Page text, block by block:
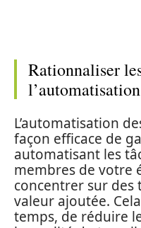
Rationnaliser
l’automatisation
L’automatisation
façon efficace de
automatisant les
membres de votre
concentrer sur des
valeur ajoutée.
temps, de réduire